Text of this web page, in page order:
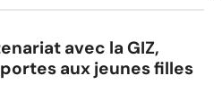
avec la GIZ,
portes aux jeunes filles